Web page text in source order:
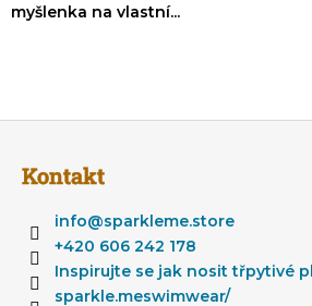
myšlenka na vlastní...
Kontakt
info@sparkleme.store
+420 606 242 178
Inspirujte se jak nosit třpytivé
sparkle.meswimwear/